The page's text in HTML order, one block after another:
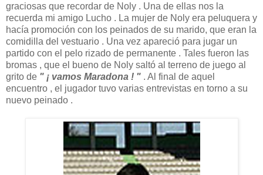
graciosas que recordar de Noly . Una de ellas nos la
recuerda mi amigo Lucho . La mujer de Noly era peluquera y
hacía promoción con los peinados de su marido, que eran la
comidilla del vestuario . Una vez apareció para jugar un
partido con el pelo rizado de permanente . Tales fueron las
bromas , que el bueno de Noly saltó al terreno de juego al
grito de " ¡ vamos Maradona ! " . Al final de aquel
encuentro , el jugador tuvo varias entrevistas en torno a su
nuevo peinado .